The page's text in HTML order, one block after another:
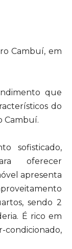
Cambuí, em
que
do
Cambuí.
sofisticado,
oferecer
apresenta
sendo 2
É rico em
condicionado,